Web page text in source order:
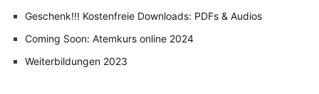
Geschenk!!! Kostenfreie Downloads: PDFs & Audios
Coming Soon: Atemkurs online 2024
Weiterbildungen 2023